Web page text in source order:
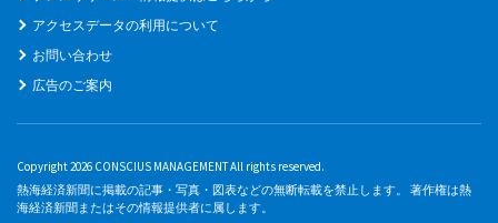
アクセスデータの利用について
お問い合わせ
広告のご案内
Copyright 2026 CONSCIUS MANAGEMENT All rights reserved.
熱海経済新聞に掲載の記事・写真・図表などの無断転載を禁止します。 著作権は熱
海経済新聞またはその情報提供者に属します。